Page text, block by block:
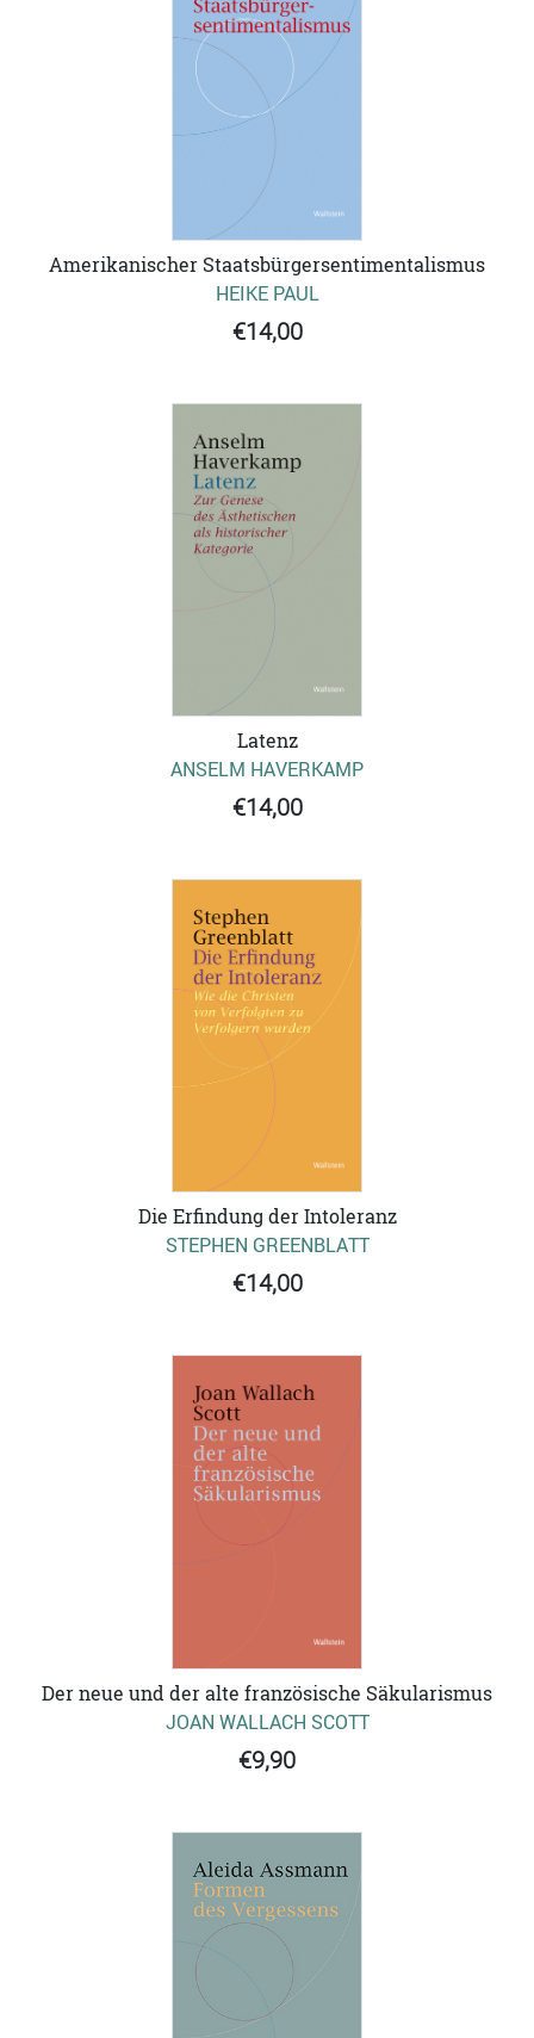
Amerikanischer Staatsbürgersentimentalismus
HEIKE PAUL
€14,00
Latenz
ANSELM HAVERKAMP
€14,00
Die Erfindung der Intoleranz
STEPHEN GREENBLATT
€14,00
Der neue und der alte französische Säkularismus
JOAN WALLACH SCOTT
€9,90